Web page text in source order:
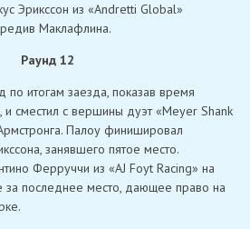
Эрикссон из «Andretti Global»
Маклафлина.
Раунд 12
итогам заезда, показав время
сместил с вершины дуэт «Meyer Shank
Палоу финишировал
занявшего пятое место.
Ферруччи из «AJ Foyt Racing» на
последнее место, дающее право на